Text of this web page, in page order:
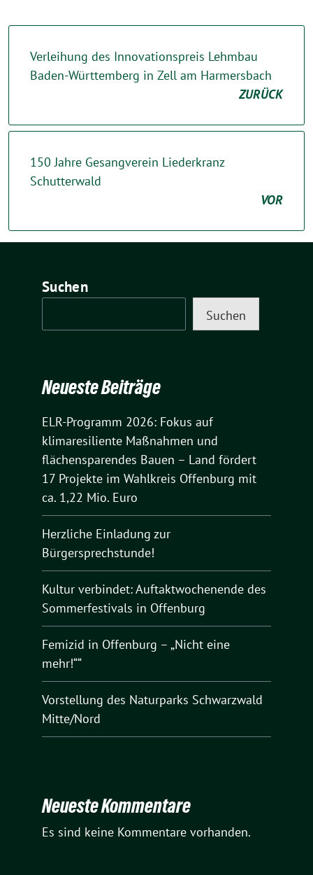
Verleihung des Innovationspreis Lehmbau
Baden-Württemberg in Zell am Harmersbach
ZURÜCK
150 Jahre Gesangverein Liederkranz
Schutterwald
VOR
Suchen
Suchen
Neueste Beiträge
ELR-Programm 2026: Fokus auf
klimaresiliente Maßnahmen und
flächensparendes Bauen – Land fördert
17 Projekte im Wahlkreis Offenburg mit
ca. 1,22 Mio. Euro
Herzliche Einladung zur
Bürgersprechstunde!
Kultur verbindet: Auftaktwochenende des
Sommerfestivals in Offenburg
Femizid in Offenburg – „Nicht eine
mehr!““
Vorstellung des Naturparks Schwarzwald
Mitte/Nord
Neueste Kommentare
Es sind keine Kommentare vorhanden.